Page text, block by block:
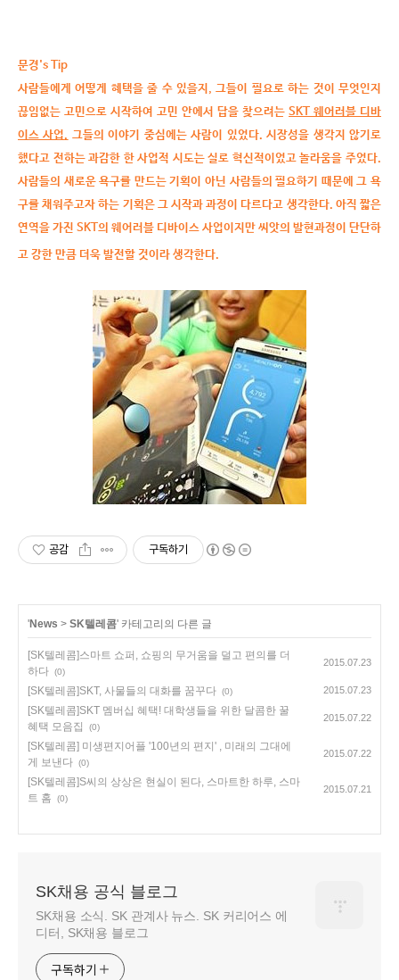
문경's Tip
사람들에게 어떻게 혜택을 줄 수 있을지 ,그들이 필요로 하는 것이 무엇인지
끊임없는 고민으로 시작하여 고민 안에서 답을 찾으려는 SKT 웨어러블 디바
이스 사업. 그들의 이야기 중심에는 사람이 있었다.시장성을 생각지 않기로
했다고 전하는 과감한 한 사업적 시도는 실로 혁신적이었고 놀라움을 주었다.
사람들의 새로운 욕구를 만드는 기획이 아닌 사람들의 필요하기 때문에 그 욕
구를 채워주고자 하는 기획은 그 시작과 과정이 다르다고 생각한다. 아직 짧은
연역을 가진 SKT 의 웨어러블 디바이스 사업이지만 씨앗의 발현과정이 단단하
고 강한 만큼 더욱 발전할 것이라 생각한다.
공감 구독하기
'News > SK텔레콤' 카테고리의 다른 글
[SK텔레콤]스마트 쇼퍼, 쇼핑의 무거움을 덜고 편의를 더
하다 (0)
2015.07.23
[SK텔레콤]SKT, 사물들의 대화를 꿈꾸다 (0) 2015.07.23
[SK텔레콤]SKT 멤버십 혜택! 대학생들을 위한 달콤한 꿀
혜택 모음집
(0)
2015.07.22
[SK텔레콤] 미생편지어플 '100년의 편지' , 미래의 그대에
게 보낸다 (0)
2015.07.22
[SK텔레콤]S씨의 상상은 현실이 된다, 스마트한 하루, 스마
트 홈
(0)
2015.07.21
SK채용 공식 블로그
SK채용 소식. SK 관계사 뉴스. SK 커리어스 에
디터, SK채용 블로그
구독하기